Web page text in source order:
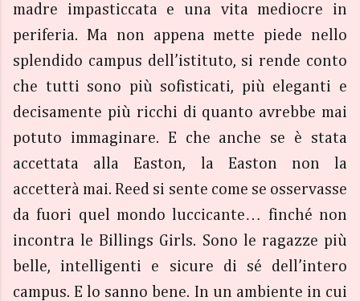
madre impasticcata e una vita mediocre in
periferia. Ma non appena mette piede nello
splendido campus dell’istituto, si rende conto
che tutti sono più sofisticati, più eleganti e
decisamente più ricchi di quanto avrebbe mai
potuto immaginare. E che anche se è stata
accettata alla Easton, la Easton non la
accetterà mai. Reed si sente come se osservasse
da fuori quel mondo luccicante… finché non
incontra le Billings Girls. Sono le ragazze più
belle, intelligenti e sicure di sé dell’intero
campus. E lo sanno bene. In un ambiente in cui